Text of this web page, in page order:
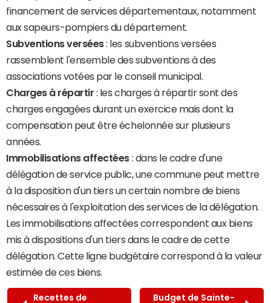
financement de services départementaux, notamment
aux sapeurs-pompiers du département.
Subventions versées: les subventions versées
rassemblent l'ensemble des subventions à des
associations votées par le conseil municipal.
Charges à répartir : les charges à répartir sont des
charges engagées durant un exercice mais dont la
compensation peut être échelonnée sur plusieurs
années.
Immobilisations affectées : dans le cadre d'une
délégation de service public, une commune peut mettre
à la disposition d'un tiers un certain nombre de biens
nécessaires à l'exploitation des services de la délégation.
Les immobilisations affectées correspondent aux biens
mis à dispositions d'un tiers dans le cadre de cette
délégation. Cette ligne budgétaire correspond à la valeur
estimée de ces biens.
Recettes de
Budget de Sainte-